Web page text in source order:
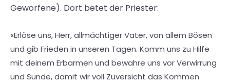
Geworfene). Dort betet der Priester:
«Erlöse uns, Herr, allmächtiger Vater, von allem Bösen
und gib Frieden in unseren Tagen. Komm uns zu Hilfe
mit deinem Erbarmen und bewahre uns vor Verwirrung
und Sünde, damit wir voll Zuversicht das Kommen